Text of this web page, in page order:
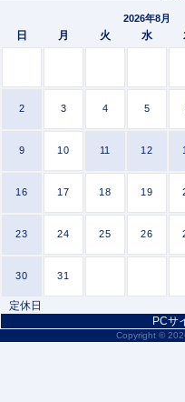
2026年8月
日 月 火 水
2 3 4 5
9 10 11 12
16 17 18 19
23 24 25 26
30 31
定休日
PCサ
Copyright ©